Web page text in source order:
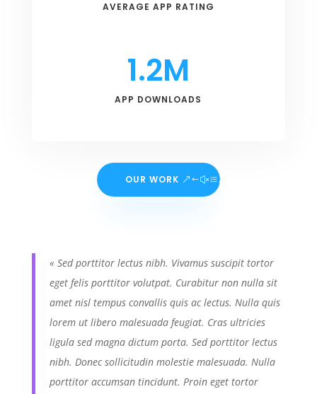
AVERAGE APP RATING
1.2M
APP DOWNLOADS
OUR WORK
« Sed porttitor lectus nibh. Vivamus suscipit tortor
eget felis porttitor volutpat. Curabitur non nulla sit
amet nisl tempus convallis quis ac lectus. Nulla quis
lorem ut libero malesuada feugiat. Cras ultricies
ligula sed magna dictum porta. Sed porttitor lectus
nibh. Donec sollicitudin molestie malesuada. Nulla
porttitor accumsan tincidunt. Proin eget tortor